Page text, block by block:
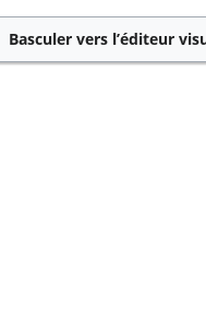
Basculer vers l’éditeur